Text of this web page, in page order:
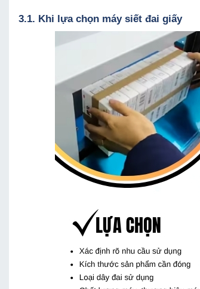
3.1. Khi lựa chọn máy siết đai giấy